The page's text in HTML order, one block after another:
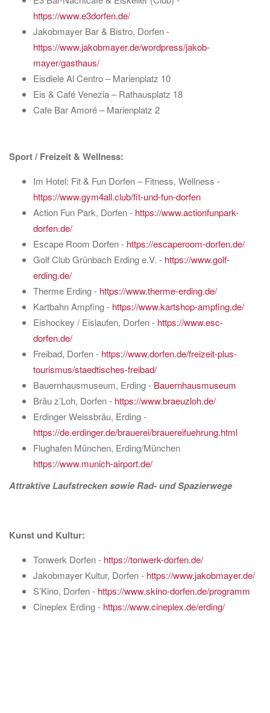
https://www.e3dorfen.de/
Jakobmayer Bar & Bistro, Dorfen -
https://www.jakobmayer.de/wordpress/jakob-
mayer/gasthaus/
Eisdiele Al Centro – Marienplatz 10
Eis & Café Venezia – Rathausplatz 18
Cafe Bar Amoré – Marienplatz 2
Sport / Freizeit & Wellness:
Im Hotel: Fit & Fun Dorfen – Fitness, Wellness -
https://www.gym4all.club/fit-und-fun-dorfen
Action Fun Park, Dorfen - https://www.actionfunpark-
dorfen.de/
Escape Room Dorfen - https://escaperoom-dorfen.de/
Golf Club Grünbach Erding e.V. - https://www.golf-
erding.de/
Therme Erding - https://www.therme-erding.de/
Kartbahn Ampfing - https://www.kartshop-ampfing.de/
Eishockey / Eislaufen, Dorfen - https://www.esc-
dorfen.de/
Freibad, Dorfen - https://www.dorfen.de/freizeit-plus-
tourismus/staedtisches-freibad/
Bauernhausmuseum, Erding - Bauernhausmuseum
Bräu z’Loh, Dorfen - https://www.braeuzloh.de/
Erdinger Weissbräu, Erding -
https://de.erdinger.de/brauerei/brauereifuehrung.html
Flughafen München, Erding/München
https://www.munich-airport.de/
Attraktive Laufstrecken sowie Rad- und Spazierwege
Kunst und Kultur:
Tonwerk Dorfen - https://tonwerk-dorfen.de/
Jakobmayer Kultur, Dorfen - https://www.jakobmayer.de/
S’Kino, Dorfen - https://www.skino-dorfen.de/programm
Cineplex Erding - https://www.cineplex.de/erding/